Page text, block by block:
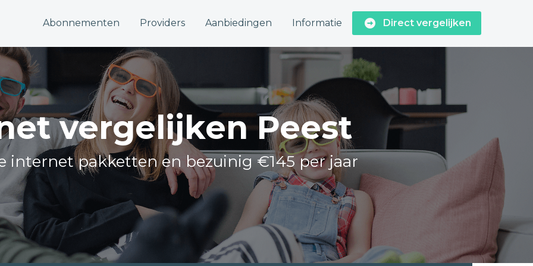
Abonnementen Providers Aanbiedingen Informatie Direct vergelijken
vergelijken Peest
internet pakketten en bezuinig €145 per jaar